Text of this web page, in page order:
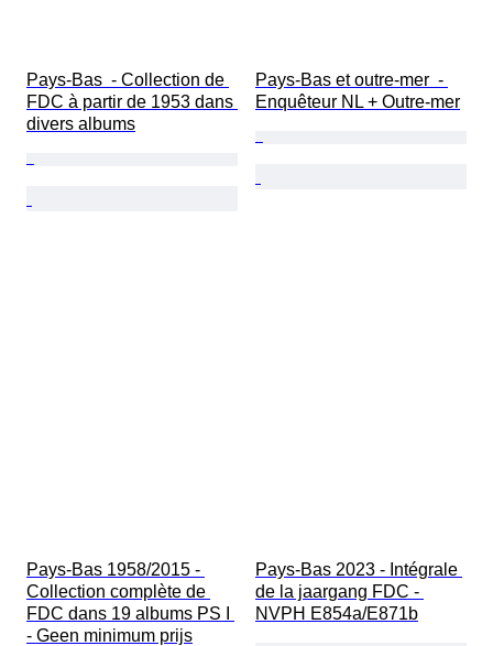
Pays-Bas  - Collection de
FDC à partir de 1953 dans
divers albums
Pays-Bas et outre-mer  -
Enquêteur NL + Outre-mer
Pays-Bas 1958/2015 -
Collection complète de
FDC dans 19 albums PS I
- Geen minimum prijs
Pays-Bas 2023 - Intégrale
de la jaargang FDC -
NVPH E854a/E871b